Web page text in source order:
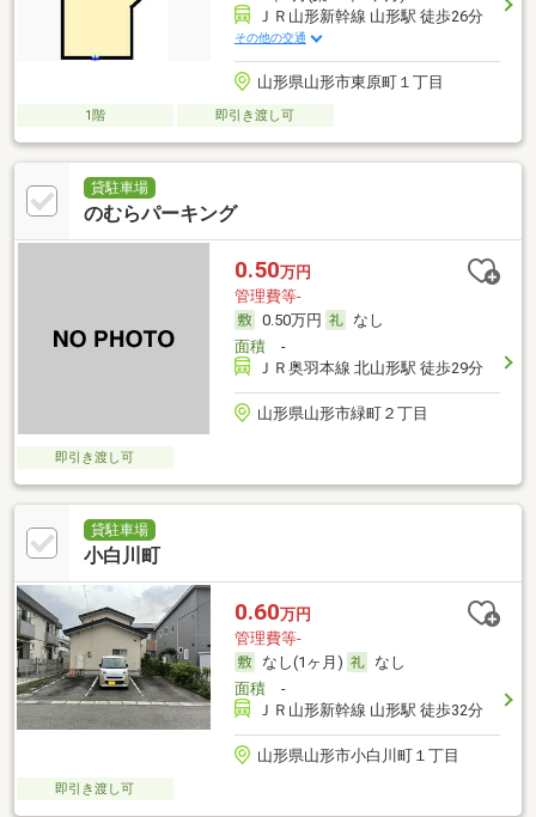
ＪＲ山形新幹線 山形駅 徒歩26分
その他の交通
山形県山形市東原町１丁目
1階 即引き渡し可
貸駐車場
のむらパーキング
0.50万円
管理費等-
0.50万円
なし
面積-
ＪＲ奥羽本線 北山形駅 徒歩29分
山形県山形市緑町２丁目
即引き渡し可
貸駐車場
小白川町
0.60万円
管理費等-
なし(1ヶ月)
なし
面積-
ＪＲ山形新幹線 山形駅 徒歩32分
山形県山形市小白川町１丁目
即引き渡し可